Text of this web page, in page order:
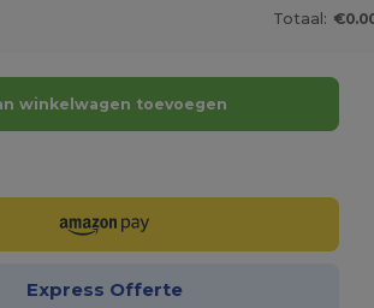
Totaal:
winkelwagen toevoegen
Express Offerte